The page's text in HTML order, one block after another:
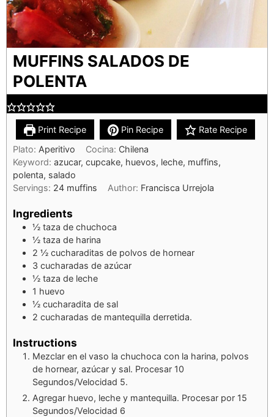
MUFFINS SALADOS DE
POLENTA
Print Recipe Pin Recipe
Rate Recipe
Plato: Aperitivo Cocina: Chilena
Keyword: azucar, cupcake, huevos, leche, muffins,
polenta, salado
Servings: 24 muffins Author: Francisca Urrejola
Ingredients
½ taza de chuchoca
½ taza de harina
2 ½ cucharaditas de polvos de hornear
3 cucharadas de azúcar
½ taza de leche
1 huevo
½ cucharadita de sal
2 cucharadas de mantequilla derretida.
Instructions
Mezclar en el vaso la chuchoca con la harina, polvos
de hornear, azúcar y sal. Procesar 10
Segundos/Velocidad 5.
Agregar huevo, leche y mantequilla. Procesar por 15
Segundos/Velocidad 6